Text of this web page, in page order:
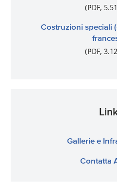
(PDF,
Costruzioni speciali
(PDF,
Gallerie e
Contatta